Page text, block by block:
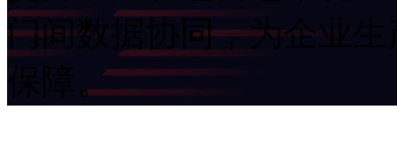
门间数据协同，为企
保障。